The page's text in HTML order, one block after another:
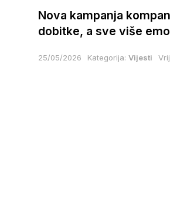
Nova kampanja
dobitke, a sve više
25/05/2026 Kategorija: Vijesti